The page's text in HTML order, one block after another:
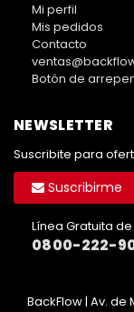
Mi perfil
Mis pedidos
Contacto
Botón de
NEWSLETTER
Suscribite para
Suscribirme
Línea Gratuita
0800-222-
BackFlow | Av. de